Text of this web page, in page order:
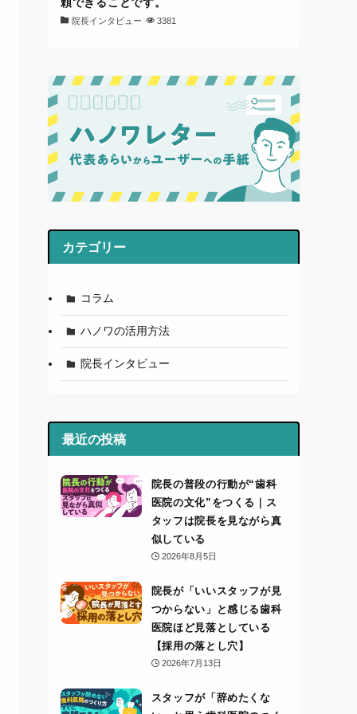
院長インタビュー 3381
カテゴリー
コラム
ハノワの活用方法
院長インタビュー
最近の投稿
院長の普段の行動が“歯科
医院の文化”をつくる｜ス
タッフは院長を見ながら真
似している
2026年8月5日
院長が「いいスタッフが見
つからない」と感じる歯科
医院ほど見落としている
【採用の落とし穴】
2026年7月13日
スタッフが「辞めたくな